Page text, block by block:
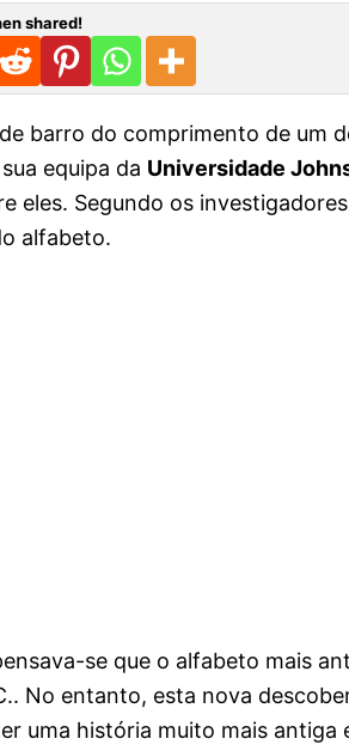
shared!
barro do comprimento de um
equipa da Universidade
eles. Segundo os
alfabeto.
se que o alfabeto mais
No entanto, esta nova
uma história muito mais